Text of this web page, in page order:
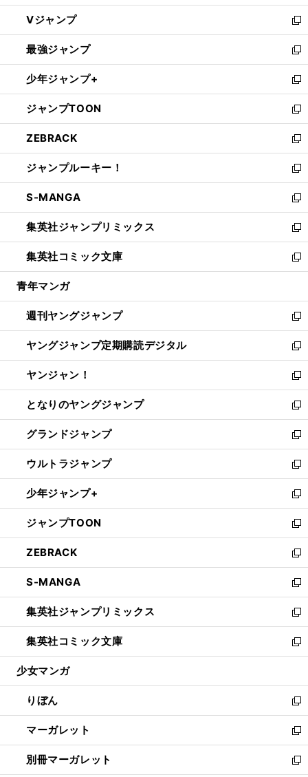
ウ
ィ
ン
ド
ウ
で
開
く
し
い
ウ
ィ
ン
ド
ウ
で
開
く
Vジャンプ
新
し
い
ウ
ィ
ン
ド
ウ
で
開
く
最強ジャンプ
新
し
い
ウ
ィ
ン
ド
ウ
で
開
く
少年ジャンプ+
新
し
い
ウ
ィ
ン
ド
ウ
で
開
く
ジャンプTOON
新
し
い
ウ
ィ
ン
ド
ウ
で
開
く
ZEBRACK
新
し
い
ウ
ィ
ン
ド
ウ
で
開
ジャンプルーキー！
新
し
い
ウ
ィ
ン
ド
ウ
開
く
S-MANGA
新
し
い
ウ
ィ
ン
ウ
で
開
く
集英社ジャンプリミックス
新
し
い
ウ
ン
ド
ウ
で
開
く
集英社コミック文庫
新
し
ウ
ィ
ン
ド
ウ
で
開
く
青年マンガ
週刊ヤングジャンプ
新
し
い
ウ
ィ
ン
ド
ウ
で
開
く
ヤングジャンプ定期購読デジタル
新
し
い
ウ
ィ
ン
ド
ウ
で
開
く
ヤンジャン！
新
し
い
ウ
ィ
ン
ド
ウ
で
開
く
となりのヤングジャンプ
新
し
い
ウ
ィ
ン
ド
ウ
で
開
く
グランドジャンプ
新
し
い
ウ
ィ
ン
ド
ウ
で
開
く
ウルトラジャンプ
新
し
い
ウ
ィ
ン
ド
ウ
で
開
く
少年ジャンプ+
新
し
い
ウ
ィ
ン
ド
ウ
で
開
く
ジャンプTOON
新
し
い
ウ
ィ
ン
ド
ウ
で
開
ZEBRACK
新
し
い
ウ
ィ
ン
ド
ウ
開
く
S-MANGA
新
し
い
ウ
ィ
ン
ウ
で
開
く
集英社ジャンプリミックス
新
し
い
ウ
ン
ド
ウ
で
開
く
集英社コミック文庫
新
し
ウ
ィ
ン
ド
ウ
で
開
少女マンガ
りぼん
新
し
い
ウ
ィ
マーガレット
新
し
い
別冊マーガレット
新